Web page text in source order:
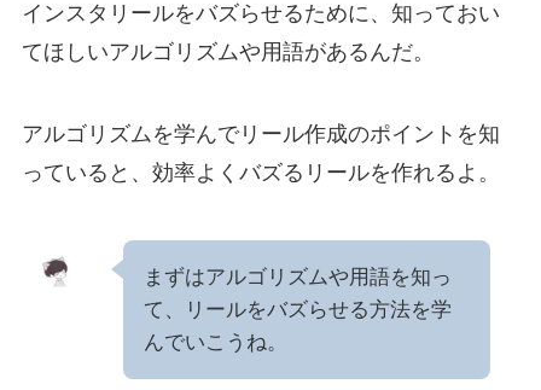
インスタリールをバズらせるために、知っておい
てほしいアルゴリズムや用語があるんだ。
アルゴリズムを学んでリール作成のポイントを知
っていると、効率よくバズるリールを作れるよ。
まずはアルゴリズムや用語を知っ
て、リールをバズらせる方法を学
んでいこうね。